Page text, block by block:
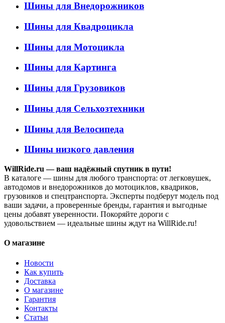
Шины для Внедорожников
Шины для Квадроцикла
Шины для Мотоцикла
Шины для Картинга
Шины для Грузовиков
Шины для Сельхозтехники
Шины для Велосипеда
Шины низкого давления
WillRide.ru — ваш надёжный спутник в пути!
В каталоге — шины для любого транспорта: от легковушек,
автодомов и внедорожников до мотоциклов, квадриков,
грузовиков и спецтранспорта. Эксперты подберут модель под
ваши задачи, а проверенные бренды, гарантия и выгодные
цены добавят уверенности. Покоряйте дороги с
удовольствием — идеальные шины ждут на WillRide.ru!
О магазине
Новости
Как купить
Доставка
О магазине
Гарантия
Контакты
Статьи